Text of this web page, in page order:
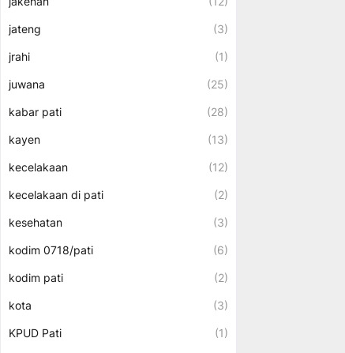
jateng (3)
jrahi (1)
juwana (25)
kabar pati (28)
kayen (13)
kecelakaan (12)
kecelakaan di pati (2)
kesehatan (3)
kodim 0718/pati (6)
kodim pati (2)
kota (3)
KPUD Pati (1)